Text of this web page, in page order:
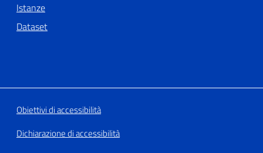
Istanze
Dataset
Obiettivi di accessibilità
Dichiarazione di accessibilità